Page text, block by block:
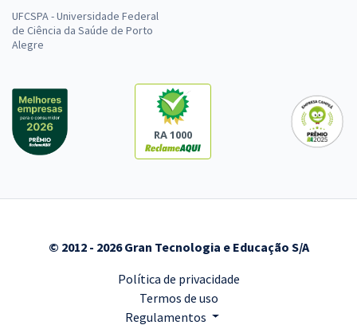
EBSERH - Nacional - Empresa Brasileira de Serviços
Hospitalares - Conhecimentos Básicos para Todos os
Cargos de Médico
ou 12xR$ 19,99
Comprar
UFCSPA - Universidade Federal
de Ciência da Saúde de Porto
Alegre
RA 1000
© 2012 - 2026 Gran Tecnologia e Educação S/A
Política de privacidade
Termos de uso
Regulamentos